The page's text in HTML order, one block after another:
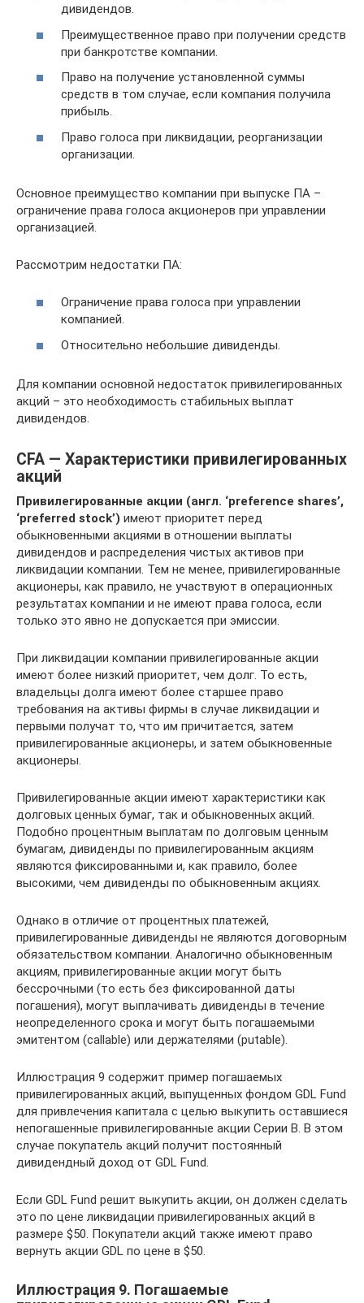
дивидендов.
Преимущественное право при получении средств
при банкротстве компании.
Право на получение установленной суммы
средств в том случае, если компания получила
прибыль.
Право голоса при ликвидации, реорганизации
организации.
Основное преимущество компании при выпуске ПА –
ограничение права голоса акционеров при управлении
организацией.
Рассмотрим недостатки ПА:
Ограничение права голоса при управлении
компанией.
Относительно небольшие дивиденды.
Для компании основной недостаток привилегированных
акций – это необходимость стабильных выплат
дивидендов.
CFA — Характеристики привилегированных
акций
Привилегированные акции (англ. ‘preference shares’,
‘preferred stock’) имеют приоритет перед
обыкновенными акциями в отношении выплаты
дивидендов и распределения чистых активов при
ликвидации компании. Тем не менее, привилегированные
акционеры, как правило, не участвуют в операционных
результатах компании и не имеют права голоса, если
только это явно не допускается при эмиссии.
При ликвидации компании привилегированные акции
имеют более низкий приоритет, чем долг. То есть,
владельцы долга имеют более старшее право
требования на активы фирмы в случае ликвидации и
первыми получат то, что им причитается, затем
привилегированные акционеры, и затем обыкновенные
акционеры.
Привилегированные акции имеют характеристики как
долговых ценных бумаг, так и обыкновенных акций.
Подобно процентным выплатам по долговым ценным
бумагам, дивиденды по привилегированным акциям
являются фиксированными и, как правило, более
высокими, чем дивиденды по обыкновенным акциях.
Однако в отличие от процентных платежей,
привилегированные дивиденды не являются договорным
обязательством компании. Аналогично обыкновенным
акциям, привилегированные акции могут быть
бессрочными (то есть без фиксированной даты
погашения), могут выплачивать дивиденды в течение
неопределенного срока и могут быть погашаемыми
эмитентом (callable) или держателями (putable).
Иллюстрация 9 содержит пример погашаемых
привилегированных акций, выпущенных фондом GDL Fund
для привлечения капитала с целью выкупить оставшиеся
непогашенные привилегированные акции Серии B. В этом
случае покупатель акций получит постоянный
дивидендный доход от GDL Fund.
Если GDL Fund решит выкупить акции, он должен сделать
это по цене ликвидации привилегированных акций в
размере $50. Покупатели акций также имеют право
вернуть акции GDL по цене в $50.
Иллюстрация 9. Погашаемые